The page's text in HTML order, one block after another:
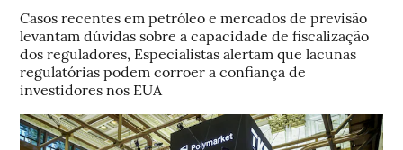
Casos recentes em petróleo e mercados de previsão
levantam dúvidas sobre a capacidade de fiscalização
dos reguladores, Especialistas alertam que lacunas
regulatórias podem corroer a confiança de
investidores nos EUA